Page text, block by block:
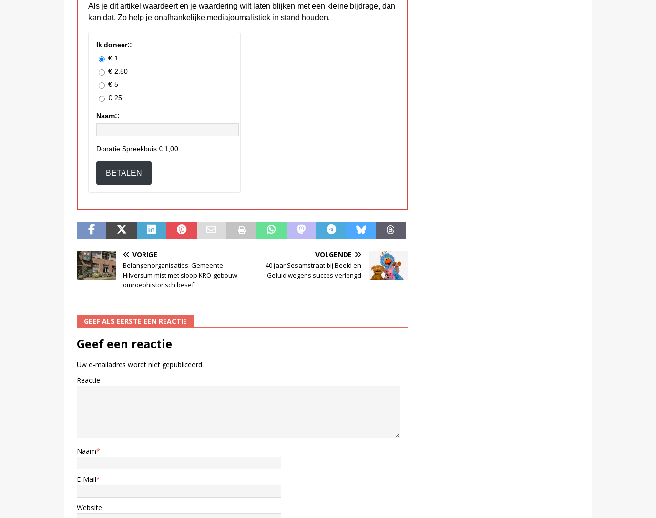
Als je dit artikel waardeert en je waardering wilt laten blijken met een kleine bijdrage, dan
kan dat. Zo help je onafhankelijke mediajournalistiek in stand houden.
Ik doneer::
€ 1
€ 2.50
€ 5
€ 25
Naam::
Donatie Spreekbuis € 1,00
BETALEN
VORIGE
Belangenorganisaties: Gemeente
Hilversum mist met sloop KRO-gebouw
omroephistorisch besef
VOLGENDE
40 jaar Sesamstraat bij Beeld en
Geluid wegens succes verlengd
GEEF ALS EERSTE EEN REACTIE
Geef een reactie
Uw e-mailadres wordt niet gepubliceerd.
Reactie
Naam*
E-Mail*
Website